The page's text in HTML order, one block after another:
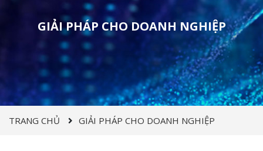
GIẢI PHÁP CHO DOANH NGHIỆP
TRANG CHỦ GIẢI PHÁP CHO DOANH NGHIỆP